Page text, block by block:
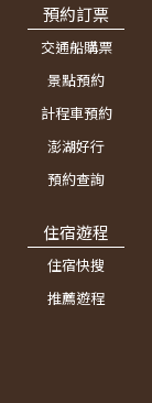
預約訂票
交通船購票
景點預約
計程車預約
澎湖好行
預約查詢
住宿遊程
住宿快搜
推薦遊程